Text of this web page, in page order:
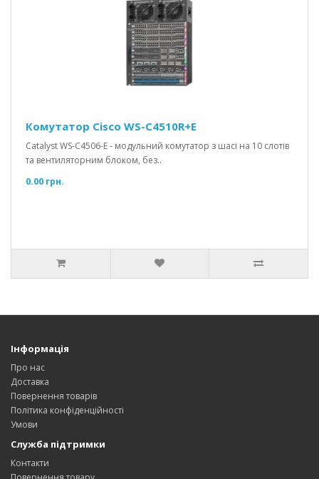
Комутатор Cisco WS-C4510R+E
Catalyst WS-C4506-E - модульний комутатор з шасі на 10 слотів
та вентиляторним блоком, без..
0.00 грн.
Інформація
Про нас
Доставка
Повернення товарів
Політика конфіденційності
Умови
Служба підтримки
Контакти